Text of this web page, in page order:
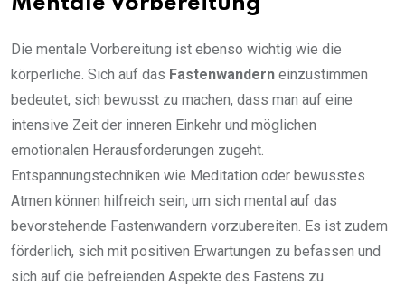
Die mentale Vorbereitung ist ebenso wichtig wie die
körperliche. Sich auf das Fastenwandern einzustimmen
bedeutet, sich bewusst zu machen, dass man auf eine
intensive Zeit der inneren Einkehr und möglichen
emotionalen Herausforderungen zugeht.
Entspannungstechniken wie Meditation oder bewusstes
Atmen können hilfreich sein, um sich mental auf das
bevorstehende Fastenwandern vorzubereiten. Es ist zudem
förderlich, sich mit positiven Erwartungen zu befassen und
sich auf die befreienden Aspekte des Fastens zu